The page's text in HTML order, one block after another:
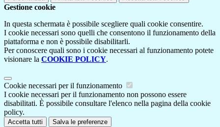
Gestione cookie
In questa schermata è possibile scegliere quali cookie consentire.
I cookie necessari sono quelli che consentono il funzionamento della
piattaforma e non è possibile disabilitarli.
Per conoscere quali sono i cookie necessari al funzionamento potete
visionare la COOKIE POLICY.
Cookie necessari per il funzionamento
I cookie necessari per il funzionamento non possono essere
disabilitati. È possibile consultare l'elenco nella pagina della cookie
policy.
Accetta tutti Salva le preferenze